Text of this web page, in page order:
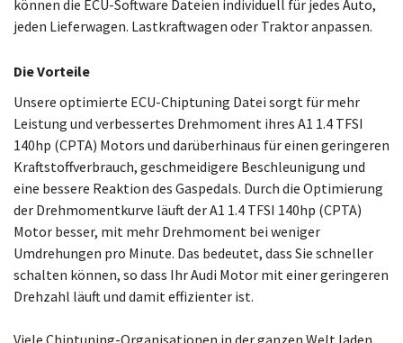
können die ECU-Software Dateien individuell für jedes Auto,
jeden Lieferwagen. Lastkraftwagen oder Traktor anpassen.
Die Vorteile
Unsere optimierte ECU-Chiptuning Datei sorgt für mehr
Leistung und verbessertes Drehmoment ihres A1 1.4 TFSI
140hp (CPTA) Motors und darüberhinaus für einen geringeren
Kraftstoffverbrauch, geschmeidigere Beschleunigung und
eine bessere Reaktion des Gaspedals. Durch die Optimierung
der Drehmomentkurve läuft der A1 1.4 TFSI 140hp (CPTA)
Motor besser, mit mehr Drehmoment bei weniger
Umdrehungen pro Minute. Das bedeutet, dass Sie schneller
schalten können, so dass Ihr Audi Motor mit einer geringeren
Drehzahl läuft und damit effizienter ist.
Viele Chiptuning-Organisationen in der ganzen Welt laden